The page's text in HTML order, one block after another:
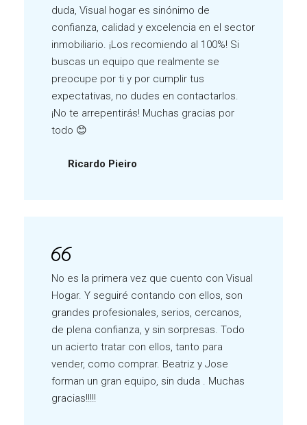
duda, Visual hogar es sinónimo de
confianza, calidad y excelencia en el sector
inmobiliario. ¡Los recomiendo al 100%! Si
buscas un equipo que realmente se
preocupe por ti y por cumplir tus
expectativas, no dudes en contactarlos.
¡No te arrepentirás! Muchas gracias por
todo 😊
Ricardo Pieiro
No es la primera vez que cuento con Visual
Hogar. Y seguiré contando con ellos, son
grandes profesionales, serios, cercanos,
de plena confianza, y sin sorpresas. Todo
un acierto tratar con ellos, tanto para
vender, como comprar. Beatriz y Jose
forman un gran equipo, sin duda . Muchas
gracias!!!!!